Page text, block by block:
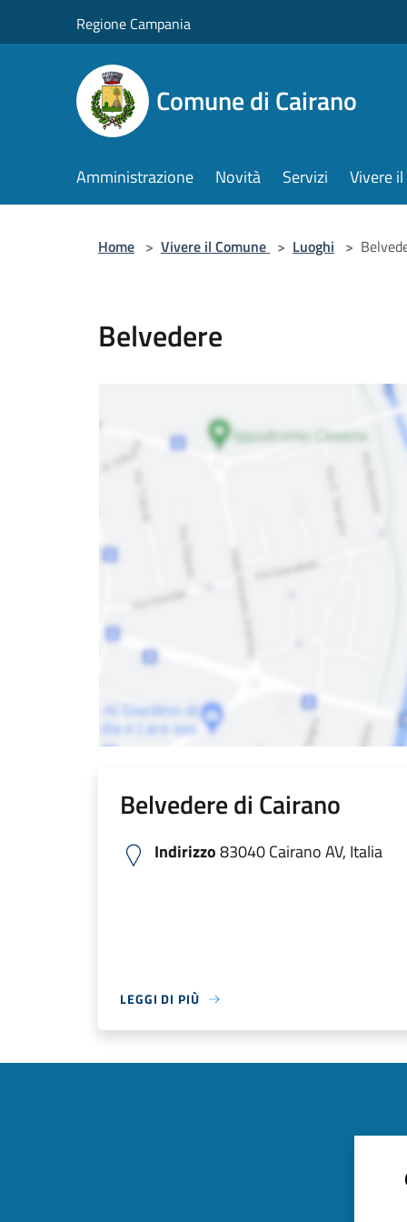
Regione Campania
Comune di Cairano
Amministrazione Novità Servizi Vivere
Home > Vivere il Comune > Luoghi >
Belvedere
Belvedere di Cairano
Indirizzo83040 Cairano AV, Italia
LEGGI DI PIÙ